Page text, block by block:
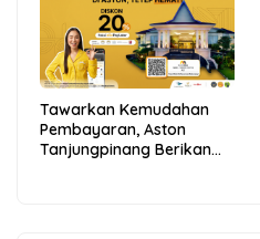
Tawarkan Kemudahan
Pembayaran, Aston
Tanjungpinang Berikan